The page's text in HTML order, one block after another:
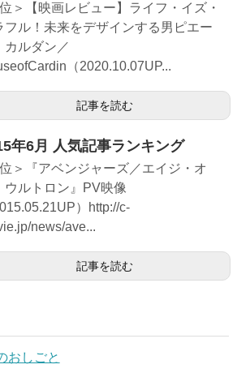
＞【映画レビュー】ライフ・イズ・
フル！未来をデザインする男ピエー
カルダン／
（2020.10.07UP...
記事を読む
年6月 人気記事ランキング
＞『アベンジャーズ／エイジ・オ
ウルトロン』PV映像
）http://c-
news/ave...
記事を読む
おしごと